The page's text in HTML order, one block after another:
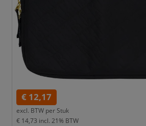
€ 12,17
excl. BTW per Stuk
€ 14,73 incl. 21% BTW